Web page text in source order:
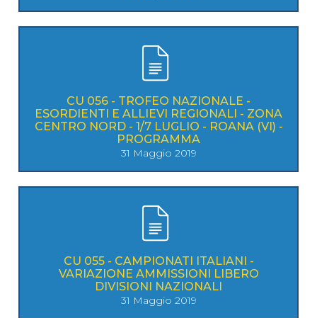
CU 056 - TROFEO NAZIONALE -
ESORDIENTI E ALLIEVI REGIONALI - ZONA
CENTRO NORD - 1/7 LUGLIO - ROANA (VI) -
PROGRAMMA
31 Maggio 2019
CU 055 - CAMPIONATI ITALIANI -
VARIAZIONE AMMISSIONI LIBERO
DIVISIONI NAZIONALI
31 Maggio 2019